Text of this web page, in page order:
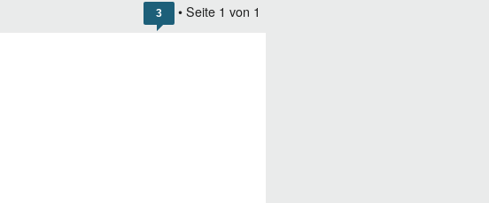
3 • Seite 1 von 1